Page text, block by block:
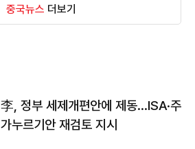
중국뉴스 더보기
李, 정부 세제개편안에 제동…ISA·주
가누르기안 재검토 지시